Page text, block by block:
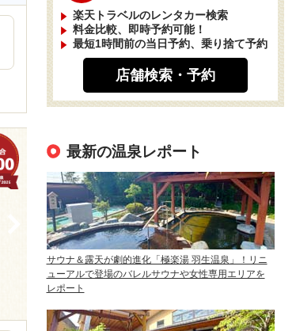
楽天トラベルのレンタカー検索
料金比較、即時予約可能！
最短1時間前の当日予約、乗り捨て予約
店舗検索・予約
最新の温泉レポート
サウナ＆露天が劇的進化「極楽湯 羽生温泉」！リニ
ューアルで登場のバレルサウナや女性専用エリアを
レポート